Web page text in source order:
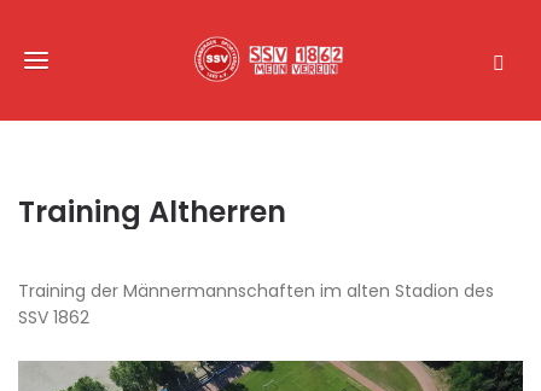
Training Altherren
Training der Männermannschaften im alten Stadion des
SSV 1862